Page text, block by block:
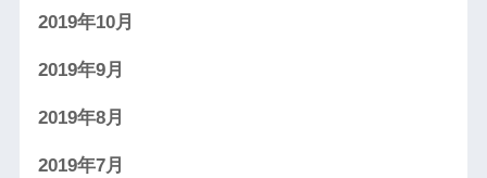
2019年10月
2019年9月
2019年8月
2019年7月